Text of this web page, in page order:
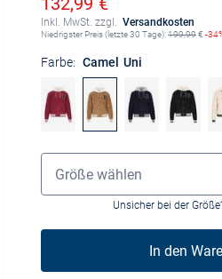
Inkl. MwSt. zzgl. Versandkosten
Niedrigster Preis (letzte 30 Tage):199,99€ -
Farbe: Camel Uni
Größenauswahl
Größe wählen
Unsicher bei der
In den